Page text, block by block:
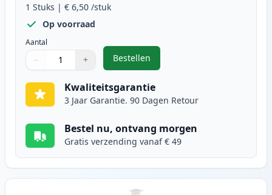
1 Stuks | € 6,50 /stuk
Op voorraad
Aantal
Gebruik de knoppen om aan te passen
− +
1
Bestellen
,Epson 664 (T6641) inkttank
Kwaliteitsgarantie
3 Jaar Garantie. 90 Dagen Retour
Bestel nu, ontvang morgen
Gratis verzending vanaf € 49